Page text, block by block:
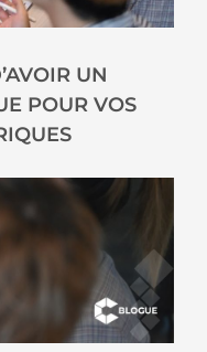
UN
POUR VOS